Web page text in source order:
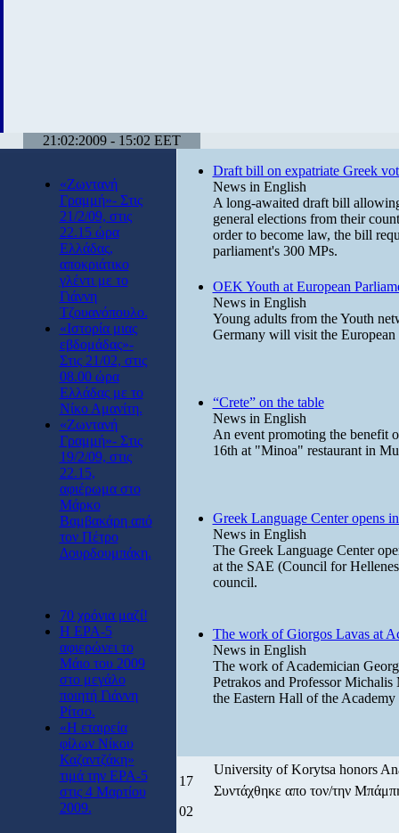
21:02:2009 - 15:02 EET
«Ζωντανή
Γραμμή»- Στις
21/2/09, στις
22.15 ώρα
Ελλάδας,
αποκριάτικο
γλέντι με το
Γιάννη
Τζουανόπουλο.
«Ιστορία μιας
εβδομάδας»-
Στις 21/02, στις
08.00 ώρα
Ελλάδας με το
Νίκο Αμανίτη.
«Ζωντανή
Γραμμή»- Στις
19/2/09, στις
22.15,
αφιέρωμα στο
Μάρκο
Βαμβακάρη από
τον Πέτρο
Δουρδουμπάκη.
70 χρόνια μαζί!
Η ΕΡΑ-5
αφιερώνει το
Μάιο του 2009
στο μεγάλο
ποιητή Γιάννη
Ρίτσο.
«Η εταιρεία
φίλων Νίκου
Καζαντζάκη»
τιμά την ΕΡΑ-5
στις 4 Μαρτίου
2009.
Draft bill on expatriate Greek
News in English
A long-awaited draft bill
general elections from their
order to become law, the bill
parliament's 300 MPs.
OEK Youth at European
News in English
Young adults from the Youth
Germany will visit the
“Crete” on the table
News in English
An event promoting the benefit
16th at "Minoa" restaurant in
Greek Language Center opens
News in English
The Greek Language Center
at the SAE (Council for
council.
The work of Giorgos Lavas at
News in English
The work of Academician
Petrakos and Professor
the Eastern Hall of the
17
02
University of Korytsa honors
Συντάχθηκε απο τον/την